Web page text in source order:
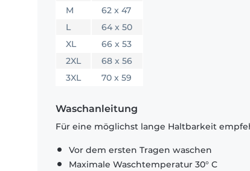
M
62 x 47
L
64 x 50
XL
66 x 53
2XL
68 x 56
3XL
70 x 59
Waschanleitung
Für eine möglichst lange Haltbarkeit
Vor dem ersten Tragen waschen
Maximale Waschtemperatur 30° C